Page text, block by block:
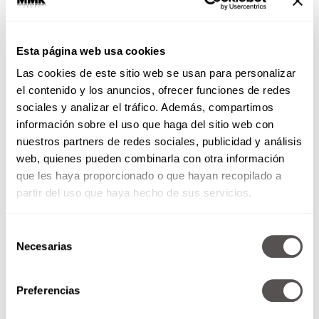
Esta página web usa cookies
Las cookies de este sitio web se usan para personalizar
el contenido y los anuncios, ofrecer funciones de redes
sociales y analizar el tráfico. Además, compartimos
información sobre el uso que haga del sitio web con
nuestros partners de redes sociales, publicidad y análisis
web, quienes pueden combinarla con otra información
que les haya proporcionado o que hayan recopilado a
partir del uso que haya hecho de sus servicios.
Necesarias
Preferencias
Bebidas que te ayudan a
aplanar el abdomen
Lograr un vientre plano, no es en un abrir
y cerrar de ojos; es complicado y necesita
decimos qué tomar para avanzar en ese